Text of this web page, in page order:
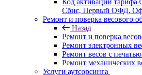
Код активации
Сбис, Первый ОФД,
Ремонт и поверка весового
Назад
Ремонт и поверка
Ремонт электронных
Ремонт весов с
Ремонт механических
Услуги аутсорсинга